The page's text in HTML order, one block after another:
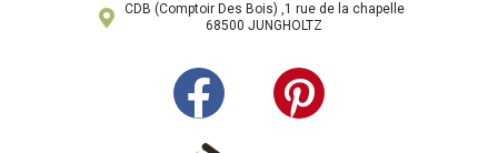
CDB (Comptoir Des Bois) ,1 rue de la chapelle
68500 JUNGHOLTZ